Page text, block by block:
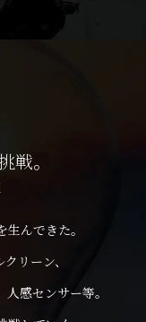
戦。
んできた。
リーン、
感センサー等。